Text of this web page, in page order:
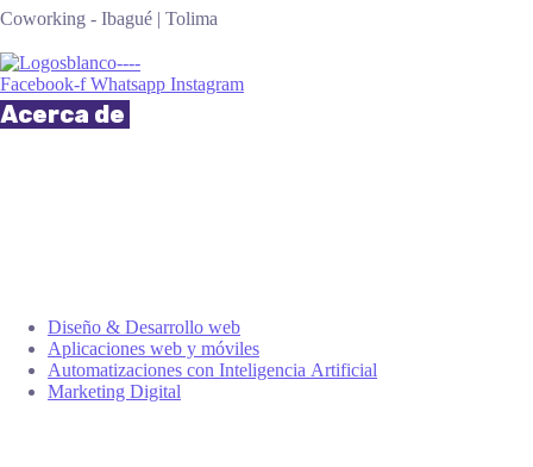
Coworking - Ibagué | Tolima
Facebook-f Whatsapp Instagram
Acerca de
Diseño & Desarrollo web
Aplicaciones web y móviles
Automatizaciones con Inteligencia Artificial
Marketing Digital